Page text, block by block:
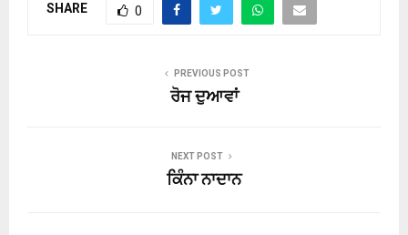
SHARE 0
PREVIOUS POST
ਰੋਜ ਦੁਆਵਾਂ
NEXT POST
ਕਿੰਨਾ ਨਾਦਾਨ